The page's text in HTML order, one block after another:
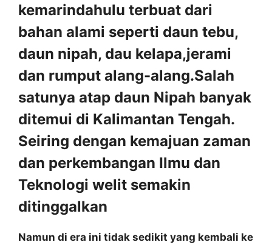
kemarindahulu terbuat dari
bahan alami seperti daun tebu,
daun nipah, dau kelapa,jerami
dan rumput alang-alang.Salah
satunya atap daun Nipah banyak
ditemui di Kalimantan Tengah.
Seiring dengan kemajuan zaman
dan perkembangan Ilmu dan
Teknologi welit semakin
ditinggalkan
Namun di era ini tidak sedikit yang kembali ke